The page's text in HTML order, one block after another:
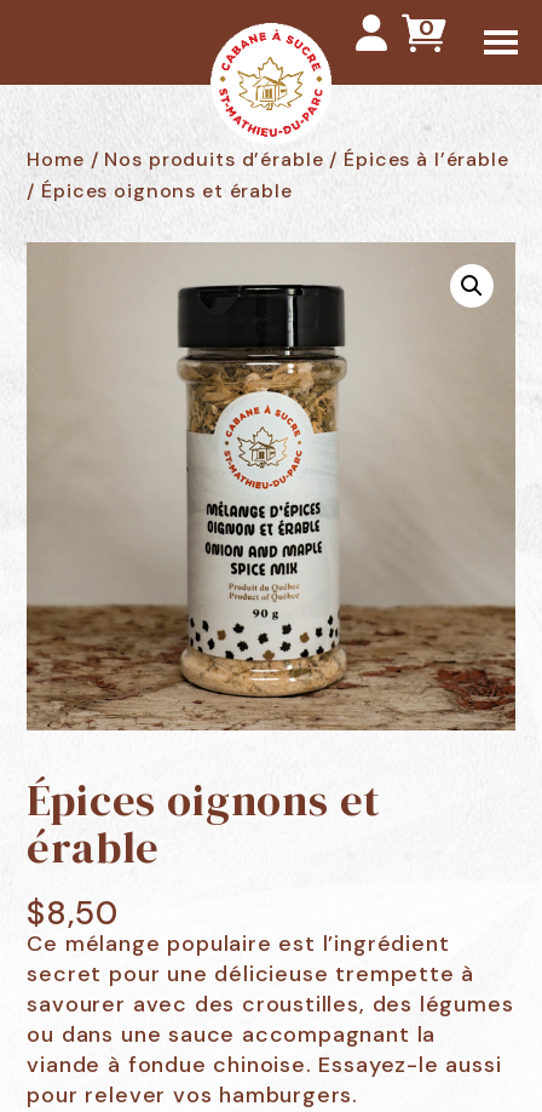
0
Home / Nos produits d’érable / Épices à l’érable
/ Épices oignons et érable
Épices oignons et
érable
$8,50
Ce mélange populaire est l’ingrédient
secret pour une délicieuse trempette à
savourer avec des croustilles, des légumes
ou dans une sauce accompagnant la
viande à fondue chinoise. Essayez-le aussi
pour relever vos hamburgers.